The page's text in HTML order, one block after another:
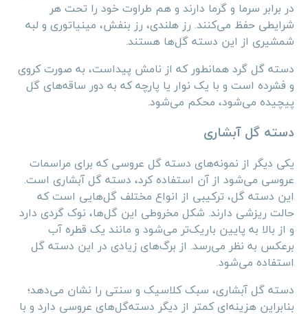
در برابر سرما و گرما دارند و هم طراوت خود را تحت هر
شرایطی حفظ می‌کنند. رز هلندی، رز بنفش، مینیاتوری و لبه
شمشیری از این دسته گل‌ها هستند.
دسته گل گرد همانطور که از نامش پیداست، به صورت کروی
و فشرده است و با یک نوار یا پارچه که به دور ساقه‌های گل
پیچیده می‌شود، محکم می‌شود.
دسته گل آبشاری
یکی دیگر از نمونه‌های دسته گل عروسی که برای مراسمات
عروسی می‌شود از آن استفاده کرد، دسته گل آبشاری است.
این دسته گل، ترکیبی از انواع مختلف گل‌هایی است که
حالت ریزشی دارند. شکل مخروطی این گل‌ها، نوک گردی دارد
و از بالا به پایین باریک‌تر می‌شود و مانند یک قطره آب
برعکس به نظر می‌رسد. از برگ‌های زیادی در این دسته گل
استفاده می‌شود.
دسته گل آبشاری، سبک کلاسیک و سنتی را نشان می‌دهد؛
بنابراین هزینه‌ای کمتر از دیگر دسته‌گل‌های عروسی دارد و با